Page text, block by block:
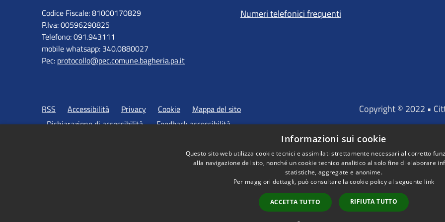
Codice Fiscale: 81000170829
P.Iva: 00596290825
Telefono: 091.943111
mobile whatsapp: 340.0880027
Pec: protocollo@pec.comune.bagheria.pa.it
Numeri telefonici frequenti
RSS Accessibilità Privacy Cookie
Mappa del sito
Dichiarazione di accessibilità
Feedback accessibilità
Copyright © 2022 •
"Portale
D'INVESTIMENTO
Informazioni sui cookie
Questo sito web utilizza cookie tecnici e assimilati strettamente necessari al corretto
alla navigazione del sito, nonché un cookie tecnico analitico al solo fine di elaborare
statistiche, aggregate e anonime.
Per maggiori dettagli, può consultare la cookie policy al seguente link
ACCETTA TUTTO RIFIUTA TUTTO